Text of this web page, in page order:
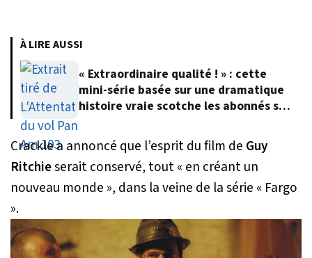
À LIRE AUSSI
« Extraordinaire qualité ! » : cette
mini-série basée sur une dramatique
histoire vraie scotche les abonnés sur
Crackle a annoncé que l’esprit du film de Guy
Ritchieserait conservé, tout « en créant un
nouveau monde », dans la veine de la série « Fargo
».